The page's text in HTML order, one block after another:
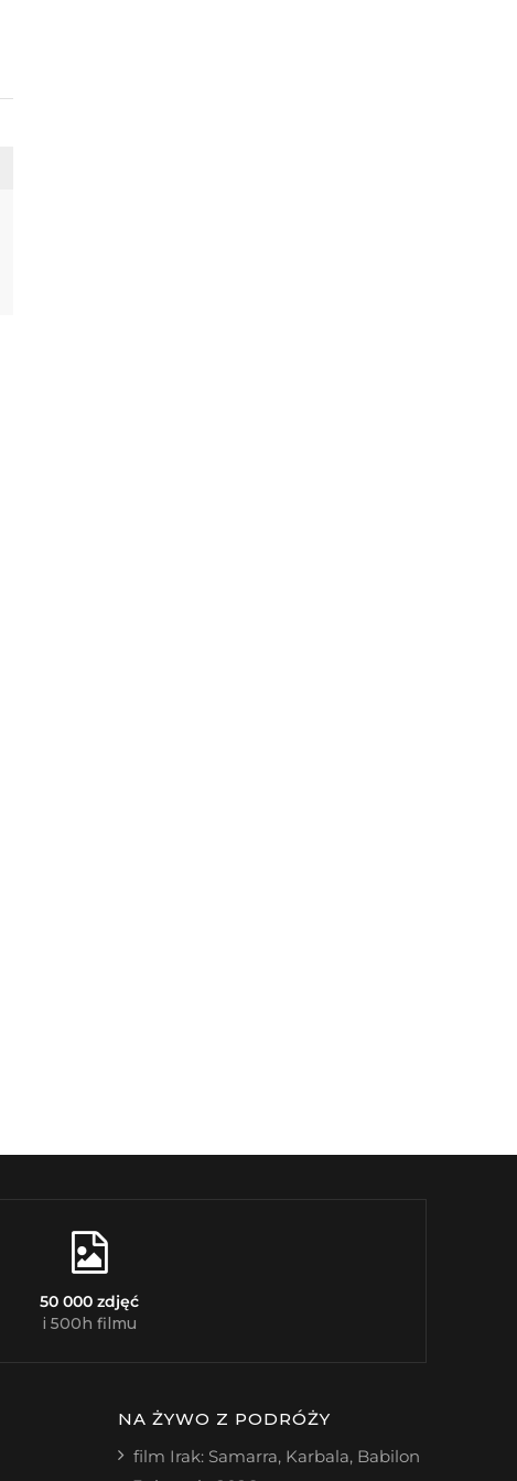
50 000 zdjęć
i 500h filmu
NA ŻYWO Z PODRÓŻY
film Irak: Samarra, Karbala, Babilon